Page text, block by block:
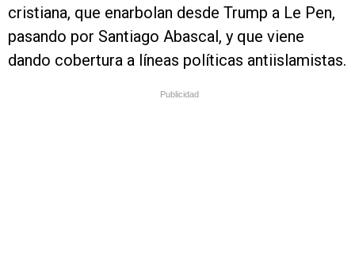
cristiana, que enarbolan desde Trump a Le Pen,
pasando por Santiago Abascal, y que viene
dando cobertura a líneas políticas antiislamistas.
Publicidad